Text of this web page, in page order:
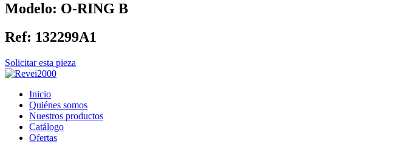
Modelo: O-RING B
Ref: 132299A1
Solicitar esta pieza
Inicio
Quiénes somos
Nuestros productos
Catálogo
Ofertas